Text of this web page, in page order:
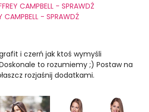
CAMPBELL - SPRAWDŹ
CAMPBELL - SPRAWDŹ
i czerń jak ktoś wymyśli
to rozumiemy ;) Postaw na
rozjaśnij dodatkami.